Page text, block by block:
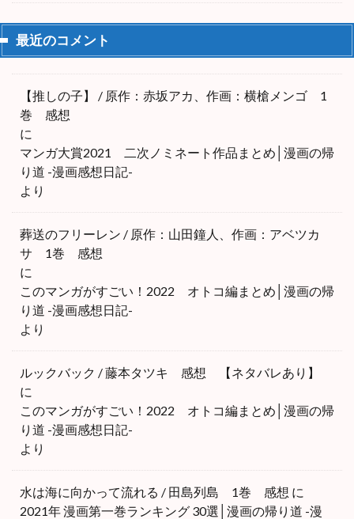
最近のコメント
【推しの子】 / 原作：赤坂アカ、作画：横槍メンゴ 1
巻 感想
に
マンガ大賞2021 二次ノミネート作品まとめ│漫画の帰
り道 -漫画感想日記-
より
葬送のフリーレン / 原作：山田鐘人、作画：アベツカ
サ 1巻 感想
に
このマンガがすごい！2022 オトコ編まとめ│漫画の帰
り道 -漫画感想日記-
より
ルックバック / 藤本タツキ 感想 【ネタバレあり】
に
このマンガがすごい！2022 オトコ編まとめ│漫画の帰
り道 -漫画感想日記-
より
水は海に向かって流れる / 田島列島 1巻 感想 に
2021年 漫画第一巻ランキング 30選│漫画の帰り道 -漫